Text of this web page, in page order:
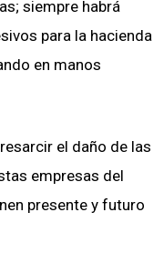
siempre habrá
para la hacienda
en manos
el daño de las
empresas del
presente y futuro